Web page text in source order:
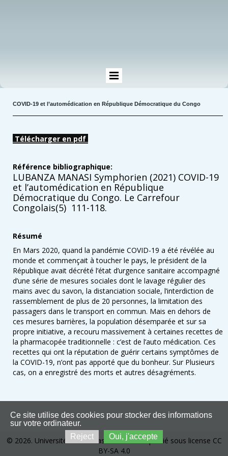
COVID-19 et l’automédication en République Démocratique du Congo
Télécharger en pdf
Référence bibliographique:
LUBANZA MANASI Symphorien (2021) COVID-19
et l’automédication en République
Démocratique du Congo. Le Carrefour
Congolais(5) 111-118.
Résumé
En Mars 2020, quand la pandémie COVID-19 a été révélée au
monde et commençait à toucher le pays, le président de la
République avait décrété l’état d’urgence sanitaire accompagné
d’une série de mesures sociales dont le lavage régulier des
mains avec du savon, la distanciation sociale, l’interdiction de
rassemblement de plus de 20 personnes, la limitation des
passagers dans le transport en commun. Mais en dehors de
ces mesures barrières, la population désemparée et sur sa
propre initiative, a recouru massivement à certaines recettes de
la pharmacopée traditionnelle : c’est de l’auto médication. Ces
recettes qui ont la réputation de guérir certains symptômes de
la COVID-19, n’ont pas apporté que du bonheur. Sur Plusieurs
cas, on a enregistré des morts et autres désagréments.
© 2026. Université de Kinshasa. Ce site est publié sous license CC
BY-SA 4.0
Ce site utilise des cookies pour stocker des informations
sur votre ordinateur.
Reject
Oui, j'accepte